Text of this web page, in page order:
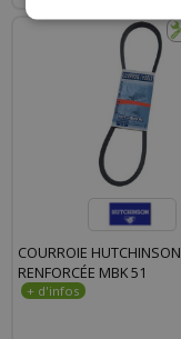
COURROIE HUTCHINSON
RENFORCÉE MBK 51